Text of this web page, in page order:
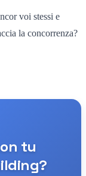
voi stessi e
la concorrenza?
tu